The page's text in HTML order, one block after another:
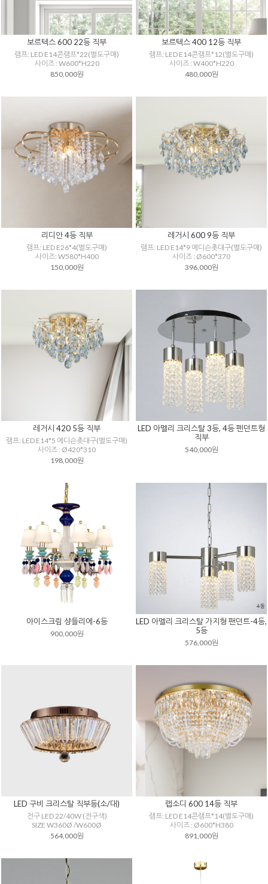
보르텍스 600 22등 직부
램프: LED E14콘램프*22(별도구매)
사이즈 : W600*H220
850,000원
보르텍스 400 12등 직부
램프: LED E14콘램프*12(별도구매)
사이즈 : W400*H220
480,000원
리디안 4등 직부
램프: LED E26*4(별도구매)
사이즈: W580*H400
150,000원
레거시 600 9등 직부
램프: LED E14*9 에디슨촛대구(별도구매)
사이즈 : Ø600*370
396,000원
레거시 420 5등 직부
램프: LED E14*5 에디슨촛대구(별도구매)
사이즈 : Ø420*310
198,000원
LED 아멜리 크리스탈 3등, 4등 펜던트형
직부
540,000원
아이스크림 샹들리에-6등
900,000원
LED 아멜리 크리스탈 가지형 팬던트-4등,
5등
576,000원
LED 구비 크리스탈 직부등(소/대)
전구 LED 22/40W (전구색)
SIZE W360Ø /W600Ø
564,000원
랩소디 600 14등 직부
램프: LED E14콘램프*14(별도구매)
사이즈 : Ø600*H380
891,000원